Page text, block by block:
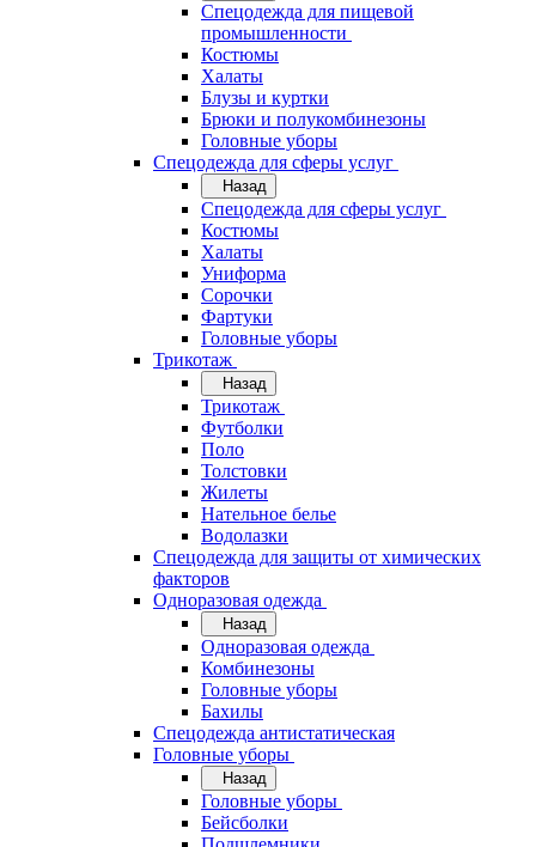
Спецодежда для пищевой
промышленности
Костюмы
Халаты
Блузы и куртки
Брюки и полукомбинезоны
Головные уборы
Спецодежда для сферы услуг
Назад
Спецодежда для сферы услуг
Костюмы
Халаты
Униформа
Сорочки
Фартуки
Головные уборы
Трикотаж
Назад
Трикотаж
Футболки
Поло
Толстовки
Жилеты
Нательное белье
Водолазки
Спецодежда для защиты от химических
факторов
Одноразовая одежда
Назад
Одноразовая одежда
Комбинезоны
Головные уборы
Бахилы
Спецодежда антистатическая
Головные уборы
Назад
Головные уборы
Бейсболки